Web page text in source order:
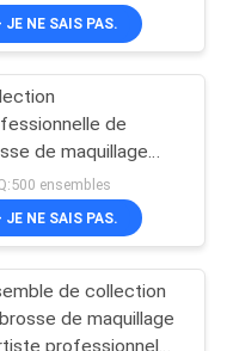
avec la
fabuleuse de
d'or
JE NE SAIS PAS.
de
de maquillage
le sac de
de fermeture
ensembles
JE NE SAIS PAS.
de collection
de maquillage
professionnel